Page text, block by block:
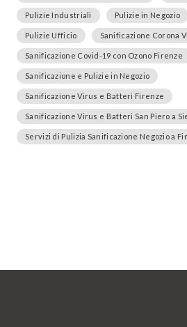
Pulizie Industriali Pulizie in Negozio
Pulizie Ufficio Sanificazione Corona
Sanificazione Covid-19 con Ozono Firenze
Sanificazione e Pulizie in Negozio
Sanificazione Virus e Batteri Firenze
Sanificazione Virus e Batteri San Piero a
Servizi di Pulizia Sanificazione Negozio a